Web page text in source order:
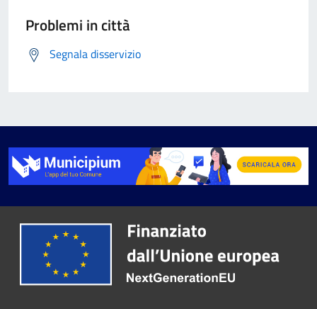
Problemi in città
Segnala disservizio